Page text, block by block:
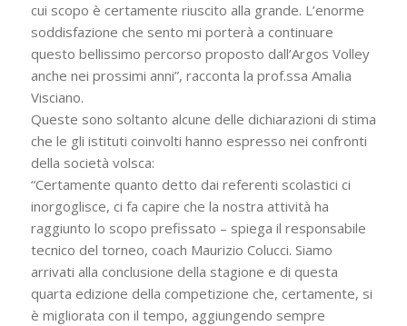
cui scopo è certamente riuscito alla grande. L’enorme
soddisfazione che sento mi porterà a continuare
questo bellissimo percorso proposto dall’Argos Volley
anche nei prossimi anni”, racconta la prof.ssa Amalia
Visciano.
Queste sono soltanto alcune delle dichiarazioni di stima
che le gli istituti coinvolti hanno espresso nei confronti
della società volsca:
“Certamente quanto detto dai referenti scolastici ci
inorgoglisce, ci fa capire che la nostra attività ha
raggiunto lo scopo prefissato – spiega il responsabile
tecnico del torneo, coach Maurizio Colucci. Siamo
arrivati alla conclusione della stagione e di questa
quarta edizione della competizione che, certamente, si
è migliorata con il tempo, aggiungendo sempre